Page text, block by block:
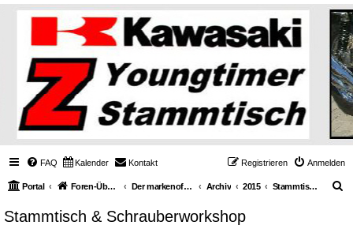
FAQ Kalender Kontakt Anmelden
Registrieren
Portal Foren-Übersicht Der markenoffene Z-Stammtisch für Youngtimerbiker Archiv 2015 Stammtisch & Schrauberworkshop
Stammtisch & Schrauberworkshop